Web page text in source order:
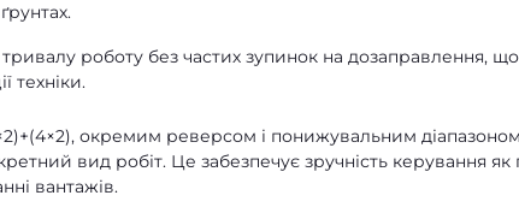
роботу без частих зупинок на дозаправлення, що
техніки.
окремим реверсом і понижувальним
вид робіт. Це забезпечує зручність керування як
вантажів.